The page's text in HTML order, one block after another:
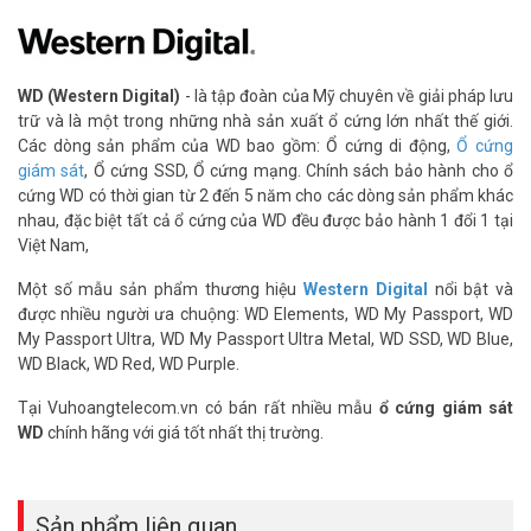
– Dung lượng lưu trữ: 1TB
– Kích thước/ Loại: 3.5 inch
– Tốc độ truyền tải: lên tới 200 MB/giây
– Tốc độ đĩa (RPM): 7200 vòng/phút
– Bộ nhớ đệm: 128 MB
– Độ bền MTBF: 2 triệu giờ
– Khả năng chịu tải/ Workload: 550TB/năm gấp 10 lần so với ổ
cứng thường
– Xuất xứ thương hiệu: Mỹ
Đặt mua hàng Online ngay hôm nay để được hỗ trợ giá tốt nhất.
Tham khảo thêm thông tin tạiFacebook Vuhoangtelecomnhé.
WD (Western Digital) - là tập đoàn của Mỹ chuyên về giải pháp lưu
trữ và là một trong những nhà sản xuất ổ cứng lớn nhất thế giới.
Các dòng sản phẩm của WD bao gồm: Ổ cứng di động,Ổ cứng
giám sát, Ổ cứng SSD, Ổ cứng mạng. Chính sách bảo hành cho ổ
cứng WD có thời gian từ 2 đến 5 năm cho các dòng sản phẩm khác
nhau, đặc biệt tất cả ổ cứng của WD đều được bảo hành 1 đổi 1 tại
Việt Nam,
Một số mẫu sản phẩm thương hiệuWestern Digital nổi bật và
được nhiều người ưa chuộng: WD Elements, WD My Passport, WD
My Passport Ultra, WD My Passport Ultra Metal, WD SSD, WD Blue,
WD Black, WD Red, WD Purple.
Tại Vuhoangtelecom.vn có bán rất nhiều mẫu ổ cứng giám sát
WD chính hãng với giá tốt nhất thị trường.